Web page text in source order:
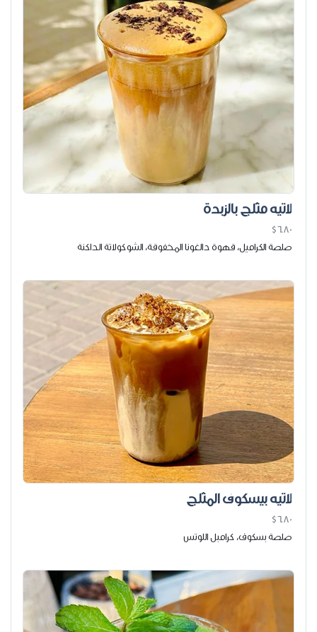
لاتيه مثلج بالزبدة
$6.80
صلصة الكراميل، قهوة دالغونا المخفوقة، الشوكولاتة الداكنة
لاتيه بيسكوف المثلج
$6.80
صلصة بسكوف، كرامبل اللوتس